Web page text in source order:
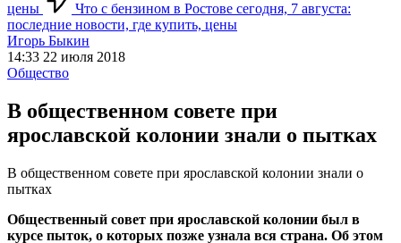
цены
Что с бензином в Ростове сегодня, 7 августа:
последние новости, где купить, цены
Игорь Быкин
14:33 22 июля 2018
Общество
В общественном совете при
ярославской колонии знали о пытках
В общественном совете при ярославской колонии знали о
пытках
Общественный совет при ярославской колонии был в
курсе пыток, о которых позже узнала вся страна. Об этом